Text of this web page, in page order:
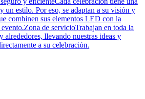
un estilo. Por eso, se adaptan a su visión y
combinen sus elementos LED con la
de servicioTrabajan en toda la
alrededores, llevando nuestras ideas y
a su celebración.